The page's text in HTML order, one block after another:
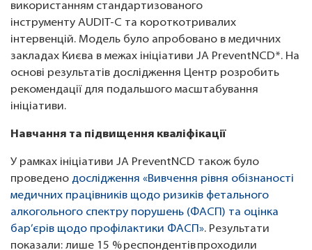
використанням стандартизованого
інструменту AUDIT-C та короткотривалих
інтервенцій. Модель було апробовано в медичних
закладах Києва в межах ініціативи JA PreventNCD*. На
основі результатів дослідження Центр розробить
рекомендації для подальшого масштабування
ініціативи.
Навчання та підвищення кваліфікації
У рамках ініціативи JA PreventNCD також було
проведено дослідження «Вивчення рівня обізнаності
медичних працівників щодо ризиків фетального
алкогольного спектру порушень (ФАСП) та оцінка
бар’єрів щодо профілактики ФАСП». Результати
показали: лише 15 % респондентів проходили